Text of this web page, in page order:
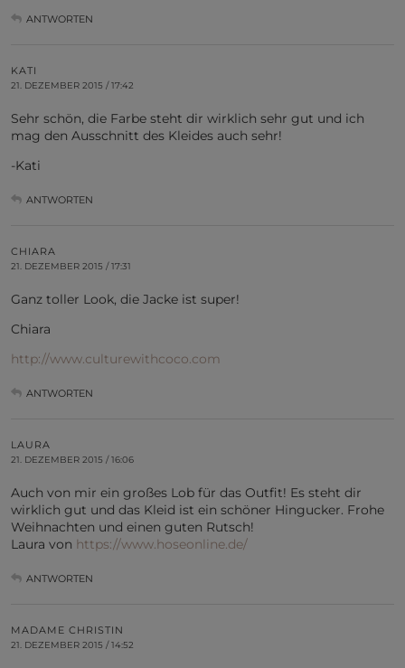
ANTWORTEN
KATI
21. DEZEMBER 2015 / 17:42
Sehr schön, die Farbe steht dir wirklich sehr gut und ich
mag den Ausschnitt des Kleides auch sehr!
-Kati
ANTWORTEN
CHIARA
21. DEZEMBER 2015 / 17:31
Ganz toller Look, die Jacke ist super!
Chiara
http://www.culturewithcoco.com
ANTWORTEN
LAURA
21. DEZEMBER 2015 / 16:06
Auch von mir ein großes Lob für das Outfit! Es steht dir
wirklich gut und das Kleid ist ein schöner Hingucker. Frohe
Weihnachten und einen guten Rutsch!
Laura von https://www.hoseonline.de/
ANTWORTEN
MADAME CHRISTIN
21. DEZEMBER 2015 / 14:52